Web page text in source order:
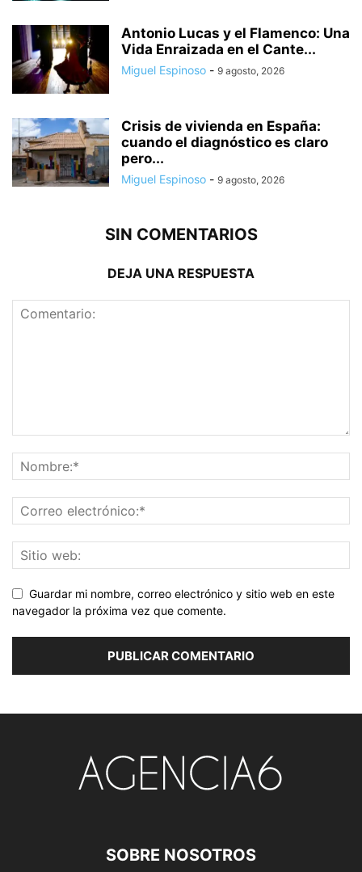
Antonio Lucas y el Flamenco: Una
Vida Enraizada en el Cante...
Miguel Espinoso - 9 agosto, 2026
Crisis de vivienda en España:
cuando el diagnóstico es claro
pero...
Miguel Espinoso - 9 agosto, 2026
SIN COMENTARIOS
DEJA UNA RESPUESTA
Guardar mi nombre, correo electrónico y sitio web en este
navegador la próxima vez que comente.
SOBRE NOSOTROS